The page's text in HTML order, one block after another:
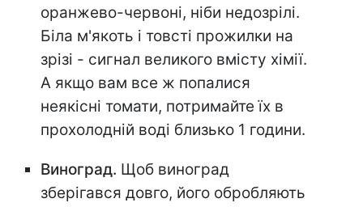
оранжево-червоні, ніби недозрілі.
Біла м'якоть і товсті прожилки на
зрізі - сигнал великого вмісту хімії.
А якщо вам все ж попалися
неякісні томати, потримайте їх в
прохолодній воді близько 1 години.
Виноград. Щоб виноград
зберігався довго, його обробляють